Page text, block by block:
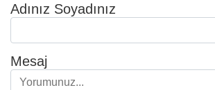
Adınız Soyadınız
Mesaj